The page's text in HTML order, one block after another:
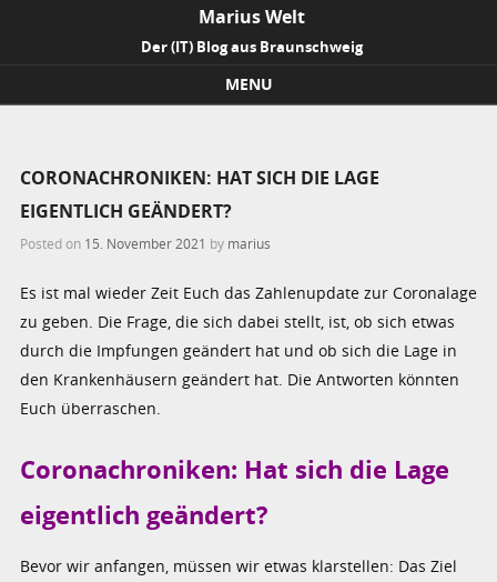
Marius Welt
Der (IT) Blog aus Braunschweig
MENU
CORONACHRONIKEN: HAT SICH DIE LAGE
EIGENTLICH GEÄNDERT?
Posted on 15. November 2021 by marius
Es ist mal wieder Zeit Euch das Zahlenupdate zur Coronalage
zu geben. Die Frage, die sich dabei stellt, ist, ob sich etwas
durch die Impfungen geändert hat und ob sich die Lage in
den Krankenhäusern geändert hat. Die Antworten könnten
Euch überraschen.
Coronachroniken: Hat sich die Lage
eigentlich geändert?
Bevor wir anfangen, müssen wir etwas klarstellen: Das Ziel